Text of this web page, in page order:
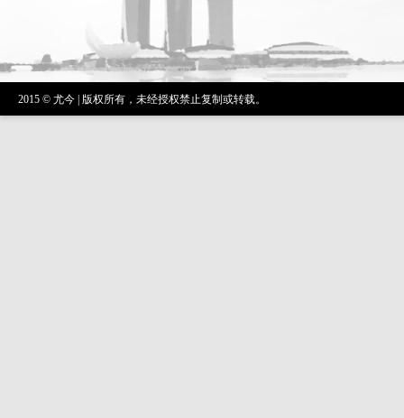
2015 © 尤今 | 版权所有，未经授权禁止复制或转载。